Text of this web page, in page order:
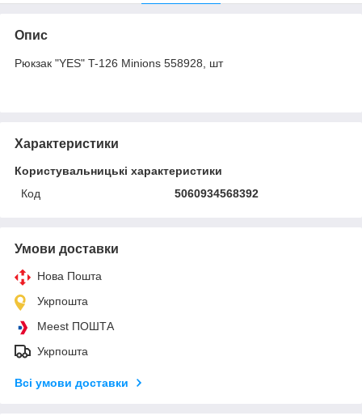
Опис
Рюкзак "YES" T-126 Minions 558928, шт
Характеристики
Користувальницькі характеристики
Код
5060934568392
Умови доставки
Нова Пошта
Укрпошта
Meest ПОШТА
Укрпошта
Всі умови доставки